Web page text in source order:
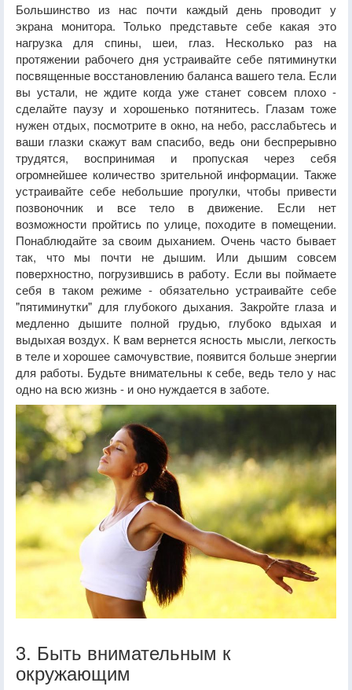
Большинство из нас почти каждый день проводит у
экрана монитора. Только представьте себе какая это
нагрузка для спины, шеи, глаз. Несколько раз на
протяжении рабочего дня устраивайте себе пятиминутки
посвященные восстановлению баланса вашего тела. Если
вы устали, не ждите когда уже станет совсем плохо -
сделайте паузу и хорошенько потянитесь. Глазам тоже
нужен отдых, посмотрите в окно, на небо, расслабьтесь и
ваши глазки скажут вам спасибо, ведь они беспрерывно
трудятся, воспринимая и пропуская через себя
огромнейшее количество зрительной информации. Также
устраивайте себе небольшие прогулки, чтобы привести
позвоночник и все тело в движение. Если нет
возможности пройтись по улице, походите в помещении.
Понаблюдайте за своим дыханием. Очень часто бывает
так, что мы почти не дышим. Или дышим совсем
поверхностно, погрузившись в работу. Если вы поймаете
себя в таком режиме - обязательно устраивайте себе
"пятиминутки" для глубокого дыхания. Закройте глаза и
медленно дышите полной грудью, глубоко вдыхая и
выдыхая воздух. К вам вернется ясность мысли, легкость
в теле и хорошее самочувствие, появится больше энергии
для работы. Будьте внимательны к себе, ведь тело у нас
одно на всю жизнь - и оно нуждается в заботе.
3. Быть внимательным к
окружающим